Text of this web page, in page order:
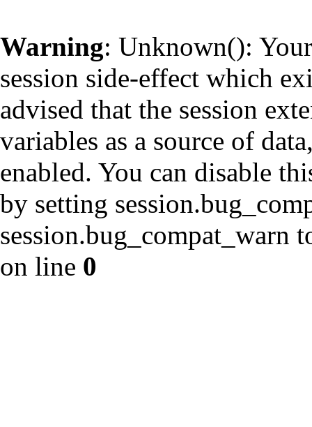
Warning: Unknown():
session side-effect which
advised that the session
variables as a source of
enabled. You can disable
by setting
session.bug_compat_warn
on line 0